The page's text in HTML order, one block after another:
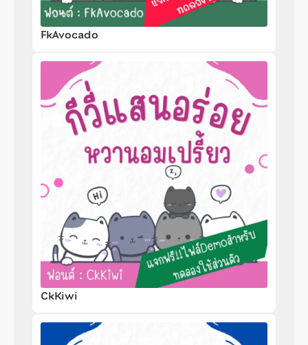
FkAvocado
CkKiwi